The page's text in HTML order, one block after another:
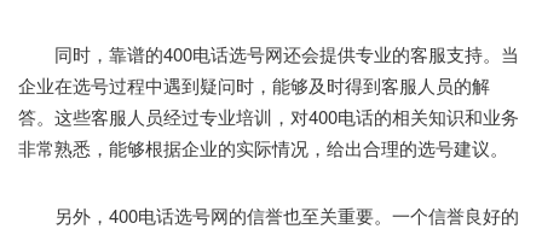
同时，靠谱的400电话选号网还会提供专业的客服支持。当
企业在选号过程中遇到疑问时，能够及时得到客服人员的解
答。这些客服人员经过专业培训，对400电话的相关知识和业务
非常熟悉，能够根据企业的实际情况，给出合理的选号建议。
另外，400电话选号网的信誉也至关重要。一个信誉良好的